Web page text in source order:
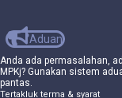
Aduan
Anda ada permasalahan,
MPKj? Gunakan sistem
pantas.
Tertakluk terma & syarat